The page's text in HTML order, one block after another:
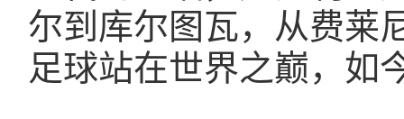
尔到库尔图瓦，从费莱
足球站在世界之巅，如